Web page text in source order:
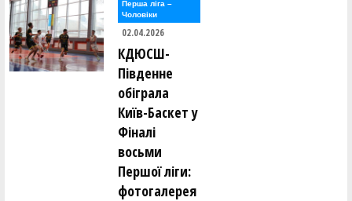
Перша лiга –
Чоловiки
02.04.2026
КДЮСШ-
Південне
обіграла
Київ-Баскет у
Фіналі
восьми
Першої ліги:
фотогалерея